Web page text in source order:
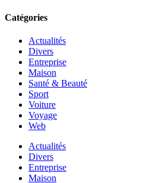
Catégories
Actualités
Divers
Entreprise
Maison
Santé & Beauté
Sport
Voiture
Voyage
Web
Actualités
Divers
Entreprise
Maison